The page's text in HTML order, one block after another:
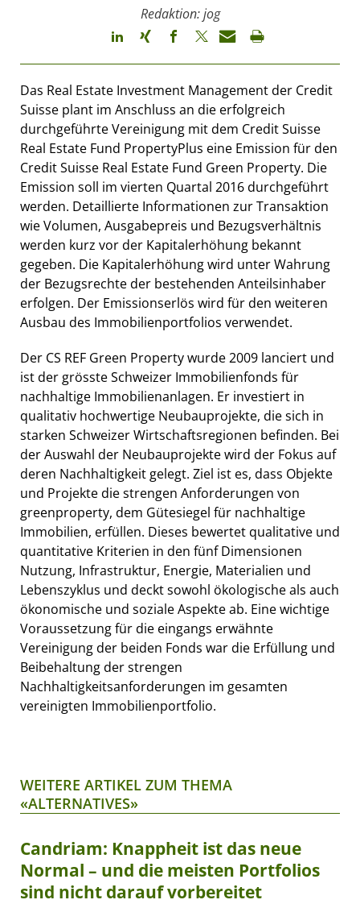
Redaktion: jog
Das Real Estate Investment Management der Credit
Suisse plant im Anschluss an die erfolgreich
durchgeführte Vereinigung mit dem Credit Suisse
Real Estate Fund PropertyPlus eine Emission für den
Credit Suisse Real Estate Fund Green Property. Die
Emission soll im vierten Quartal 2016 durchgeführt
werden. Detaillierte Informationen zur Transaktion
wie Volumen, Ausgabepreis und Bezugsverhältnis
werden kurz vor der Kapitalerhöhung bekannt
gegeben. Die Kapitalerhöhung wird unter Wahrung
der Bezugsrechte der bestehenden Anteilsinhaber
erfolgen. Der Emissionserlös wird für den weiteren
Ausbau des Immobilienportfolios verwendet.
Der CS REF Green Property wurde 2009 lanciert und
ist der grösste Schweizer Immobilienfonds für
nachhaltige Immobilienanlagen. Er investiert in
qualitativ hochwertige Neubauprojekte, die sich in
starken Schweizer Wirtschaftsregionen befinden. Bei
der Auswahl der Neubauprojekte wird der Fokus auf
deren Nachhaltigkeit gelegt. Ziel ist es, dass Objekte
und Projekte die strengen Anforderungen von
greenproperty, dem Gütesiegel für nachhaltige
Immobilien, erfüllen. Dieses bewertet qualitative und
quantitative Kriterien in den fünf Dimensionen
Nutzung, Infrastruktur, Energie, Materialien und
Lebenszyklus und deckt sowohl ökologische als auch
ökonomische und soziale Aspekte ab. Eine wichtige
Voraussetzung für die eingangs erwähnte
Vereinigung der beiden Fonds war die Erfüllung und
Beibehaltung der strengen
Nachhaltigkeitsanforderungen im gesamten
vereinigten Immobilienportfolio.
WEITERE ARTIKEL ZUM THEMA
«ALTERNATIVES»
Candriam: Knappheit ist das neue
Normal – und die meisten Portfolios
sind nicht darauf vorbereitet